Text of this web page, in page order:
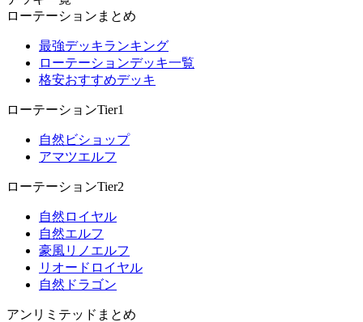
ローテーションまとめ
最強デッキランキング
ローテーションデッキ一覧
格安おすすめデッキ
ローテーションTier1
自然ビショップ
アマツエルフ
ローテーションTier2
自然ロイヤル
自然エルフ
豪風リノエルフ
リオードロイヤル
自然ドラゴン
アンリミテッドまとめ